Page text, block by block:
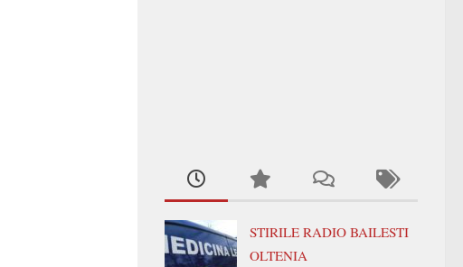
STIRILE RADIO BAILESTI
OLTENIA